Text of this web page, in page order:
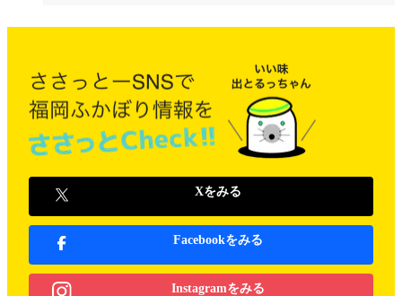
Xをみる
Facebookをみる
Instagramをみる